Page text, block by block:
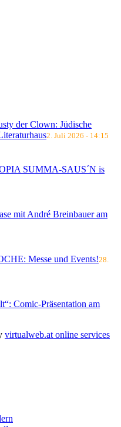
der Clown: Jüdische
2. Juli 2026 - 14:15
SUMMA-SAUS´N is
mit André Breinbauer am
Messe und Events!28.
Comic-Präsentation am
virtualweb.at online services